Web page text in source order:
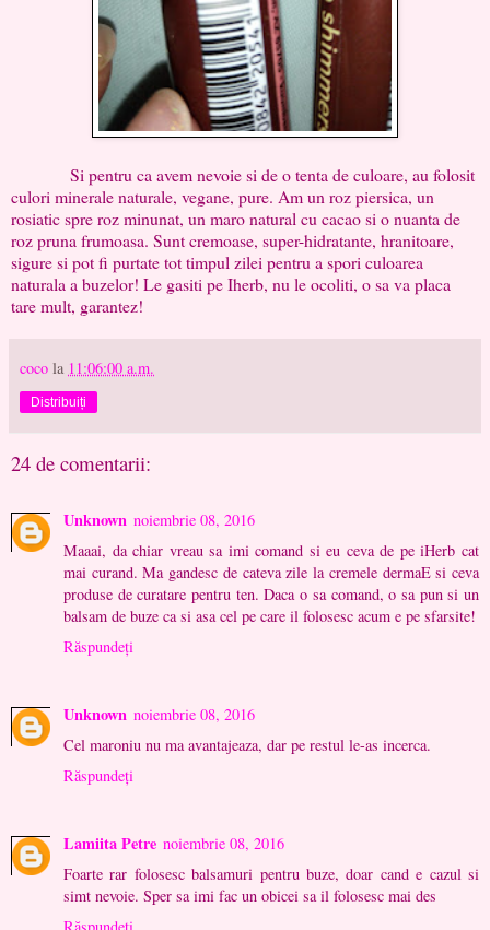
Si pentru ca avem nevoie si de o tenta de culoare, au folosit
culori minerale naturale, vegane, pure. Am un roz piersica, un
rosiatic spre roz minunat, un maro natural cu cacao si o nuanta de
roz pruna frumoasa. Sunt cremoase, super-hidratante, hranitoare,
sigure si pot fi purtate tot timpul zilei pentru a spori culoarea
naturala a buzelor! Le gasiti pe Iherb, nu le ocoliti, o sa va placa
tare mult, garantez!
coco la 11:06:00 a.m.
Distribuiți
24 de comentarii:
Unknown noiembrie 08, 2016
Maaai, da chiar vreau sa imi comand si eu ceva de pe iHerb cat
mai curand. Ma gandesc de cateva zile la cremele dermaE si ceva
produse de curatare pentru ten. Daca o sa comand, o sa pun si un
balsam de buze ca si asa cel pe care il folosesc acum e pe sfarsite!
Răspundeți
Unknown noiembrie 08, 2016
Cel maroniu nu ma avantajeaza, dar pe restul le-as incerca.
Răspundeți
Lamiita Petre noiembrie 08, 2016
Foarte rar folosesc balsamuri pentru buze, doar cand e cazul si
simt nevoie. Sper sa imi fac un obicei sa il folosesc mai des